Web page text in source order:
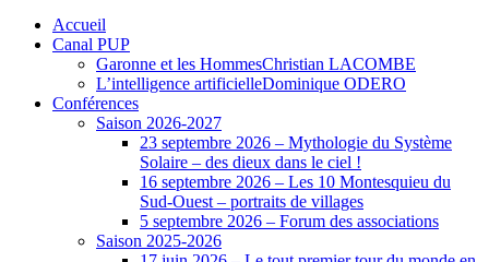
Accueil
Canal PUP
Garonne et les HommesChristian LACOMBE
L’intelligence artificielleDominique ODERO
Conférences
Saison 2026-2027
23 septembre 2026 – Mythologie du Système
Solaire – des dieux dans le ciel !
16 septembre 2026 – Les 10 Montesquieu du
Sud-Ouest – portraits de villages
5 septembre 2026 – Forum des associations
Saison 2025-2026